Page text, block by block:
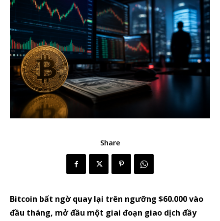
Share
Bitcoin bất ngờ quay lại trên ngưỡng $60.000 vào
đầu tháng, mở đầu một giai đoạn giao dịch đầy